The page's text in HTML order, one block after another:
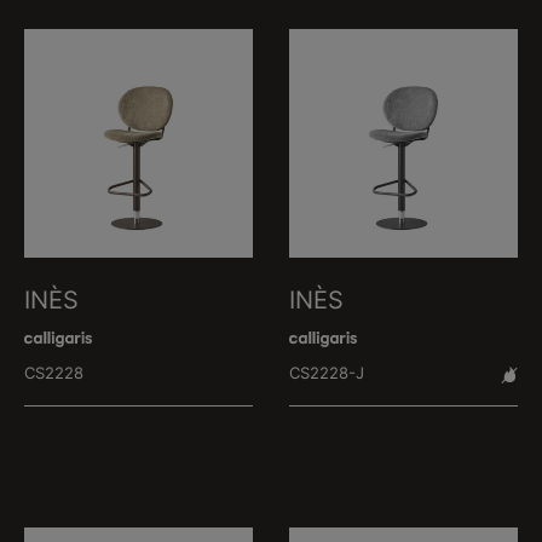
INÈS
CS2228
INÈS
CS2228-J